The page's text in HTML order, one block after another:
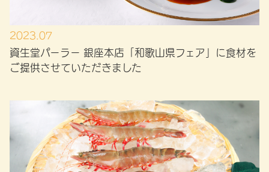
2023.07
資生堂パーラー 銀座本店「和歌山県フェア」に食材を
ご提供させていただきました